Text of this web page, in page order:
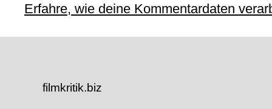
Erfahre, wie deine Kommentardaten
filmkritik.biz